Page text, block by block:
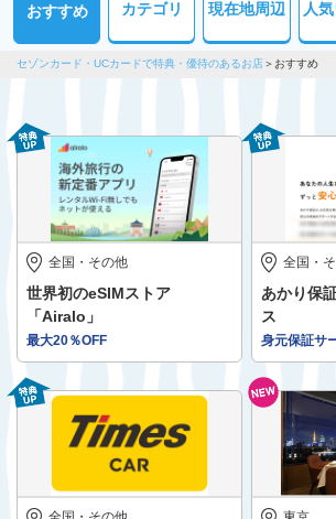
おすすめ カテゴリ 現在地周辺 人
セゾンカード・UCカードで特典・優待のあるお店 おすすめ
全国・その他
世界初のeSIMストア
「Airalo」
最大20％OFF
全国・
あかり保
ス
身元保証サ